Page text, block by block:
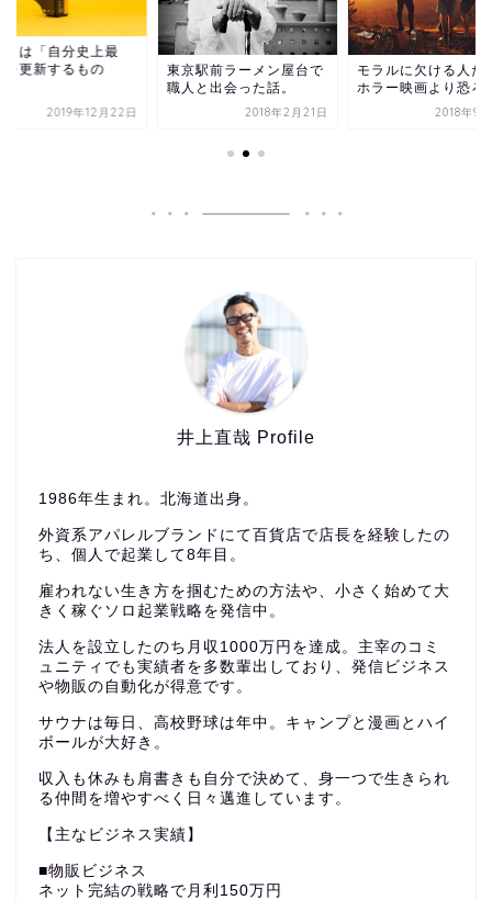
とは「自分史上最
を更新するもの
2019年12月22日
東京駅前ラーメン屋台で
職人と出会った話。
2018年2月21日
モラルに欠ける人た
ホラー映画より恐ろ
2018年9
井上直哉 Profile
1986年生まれ。北海道出身。
外資系アパレルブランドにて百貨店で店長を経験したの
ち、個人で起業して8年目。
雇われない生き方を掴むための方法や、小さく始めて大
きく稼ぐソロ起業戦略を発信中。
法人を設立したのち月収1000万円を達成。主宰のコミ
ュニティでも実績者を多数輩出しており、発信ビジネス
や物販の自動化が得意です。
サウナは毎日、高校野球は年中。キャンプと漫画とハイ
ボールが大好き。
収入も休みも肩書きも自分で決めて、身一つで生きられ
る仲間を増やすべく日々邁進しています。
【主なビジネス実績】
■物販ビジネス
ネット完結の戦略で月利150万円